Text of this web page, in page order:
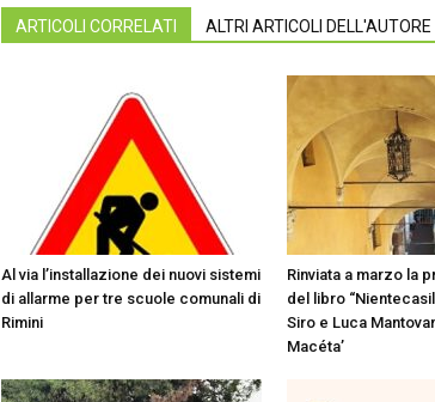
ARTICOLI CORRELATI ALTRI ARTICOLI DELL'AUTORE
Al via l’installazione dei nuovi sistemi
di allarme per tre scuole comunali di
Rimini
Rinviata a marzo la
del libro
Siro e Luca
Macéta’